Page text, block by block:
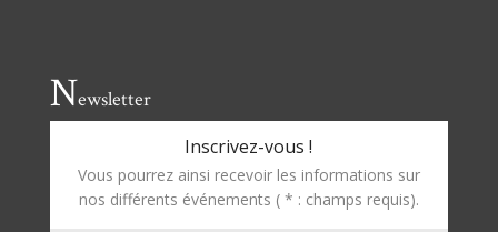
Newsletter
Inscrivez-vous !
Vous pourrez ainsi recevoir les informations sur
nos différents événements ( * : champs requis).